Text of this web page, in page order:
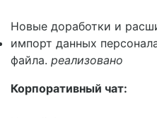
Новые доработки и
импорт данных
файла. реализовано
Корпоративный чат: